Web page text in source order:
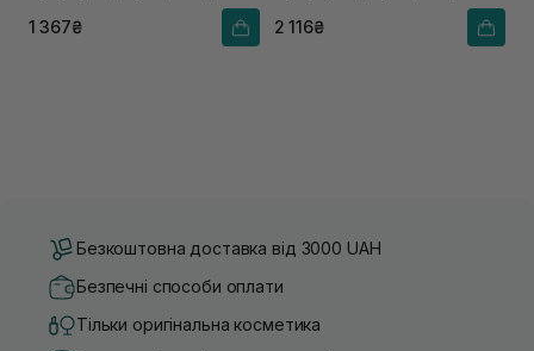
1 367₴ 2 116₴
Безкоштовна доставка від 3000 UAH
Безпечні способи оплати
Тільки оригінальна косметика